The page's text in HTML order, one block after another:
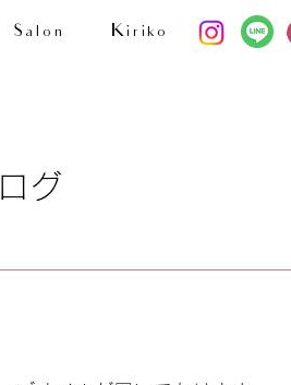
Salon Kiriko
グ